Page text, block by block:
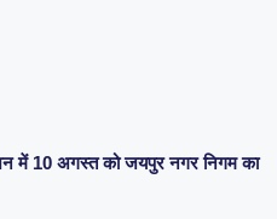
में 10 अगस्त को जयपुर नगर निगम का